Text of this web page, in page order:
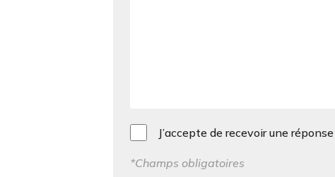
J’accepte de recevoir une
*Champs obligatoires